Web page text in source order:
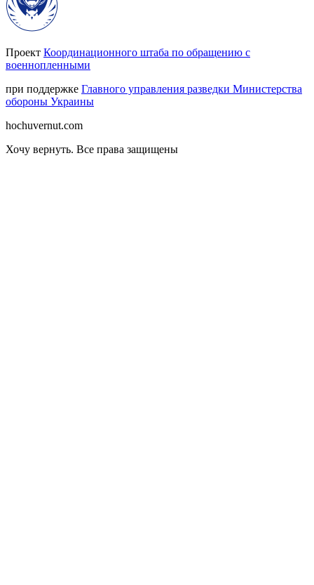
Проект Координационного штаба по обращению с
военнопленными
при поддержке Главного управления разведки Министерства
обороны Украины
hochuvernut.com
Хочу вернуть. Все права защищены